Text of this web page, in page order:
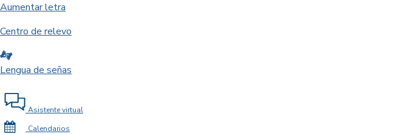
Aumentar letra
Centro de relevo
Lengua de señas
Asistente virtual
Calendarios